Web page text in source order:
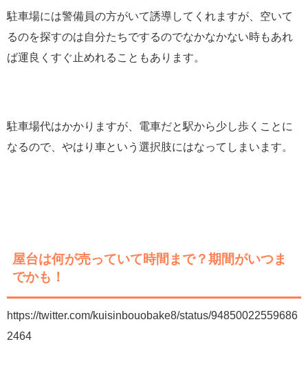
駐車場には警備員の方がいて誘導してくれますが、空いて
るのを探すのは自分たちでするのでなかなかない時もあれ
ば運良くすぐ止めれることもあります。
駐車場代はかかりますが、電車だと駅から少し歩くことに
なるので、やはり車という選択肢にはなってしまいます。
屋台は何が売っていて時間まで？期間がいつま
でかも！
https://twitter.com/kuisinbouobake8/status/94850022559686
2464